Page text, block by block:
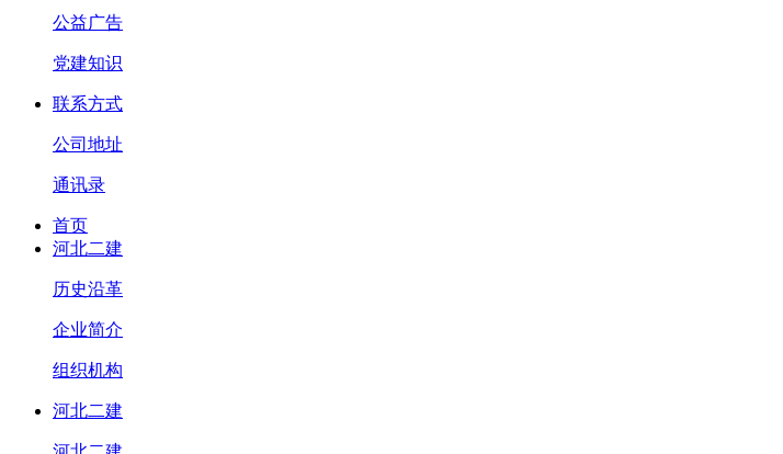
公益广告
党建知识
联系方式
公司地址
通讯录
首页
河北二建
历史沿革
企业简介
组织机构
河北二建